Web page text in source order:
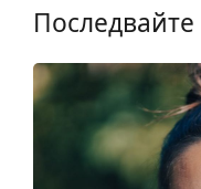
Ширина на моста:
Тегло:
Регулируеми
Клип-он:
Аксесоари